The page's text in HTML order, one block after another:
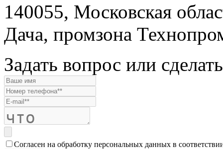
140055, Московская
Дача, промзона
Задать вопрос или
Согласен на обработку персональных данных в